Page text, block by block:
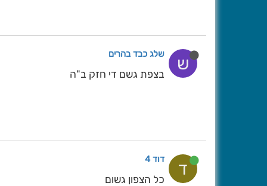
ש שלג כבד בהרים
בצפת גשם די חזק ב"ה
ד דוד 4
כל הצפון גשום